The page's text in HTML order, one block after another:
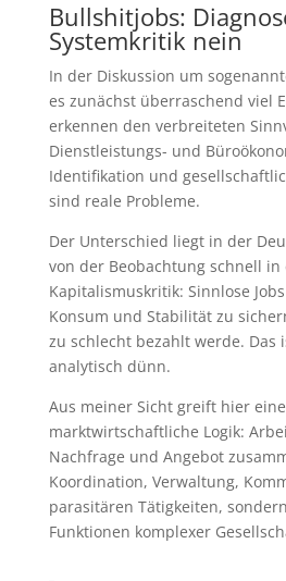
Bullshitjobs:
Systemkritik nein
In der Diskussion um
es zunächst überraschend viel
erkennen den verbreiteten
Dienstleistungs- und
Identifikation und
sind reale Probleme.
Der Unterschied liegt in der
von der Beobachtung schnell
Kapitalismuskritik: Sinnlose
Konsum und Stabilität zu
zu schlecht bezahlt werde. Das
analytisch dünn.
Aus meiner Sicht greift hier
marktwirtschaftliche Logik:
Nachfrage und Angebot
Koordination, Verwaltung,
parasitären Tätigkeiten,
Funktionen komplexer